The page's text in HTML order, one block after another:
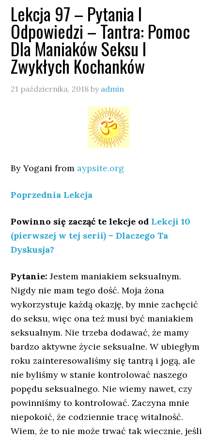
Lekcja 97 – Pytania I
Odpowiedzi – Tantra: Pomoc
Dla Maniaków Seksu I
Zwykłych Kochanków
21 października, 2018 by admin
By Yogani from aypsite.org
Poprzednia Lekcja
Powinno się zacząć te lekcje od Lekcji 10
(pierwszej w tej serii) – Dlaczego Ta
Dyskusja?
Pytanie: Jestem maniakiem seksualnym.
Nigdy nie mam tego dość. Moja żona
wykorzystuje każdą okazję, by mnie zachęcić
do seksu, więc ona też musi być maniakiem
seksualnym. Nie trzeba dodawać, że mamy
bardzo aktywne życie seksualne. W ubiegłym
roku zainteresowaliśmy się tantrą i jogą, ale
nie byliśmy w stanie kontrolować naszego
popędu seksualnego. Nie wiemy nawet, czy
powinniśmy to kontrolować. Zaczyna mnie
niepokoić, że codziennie tracę witalność.
Wiem, że to nie może trwać tak wiecznie, jeśli